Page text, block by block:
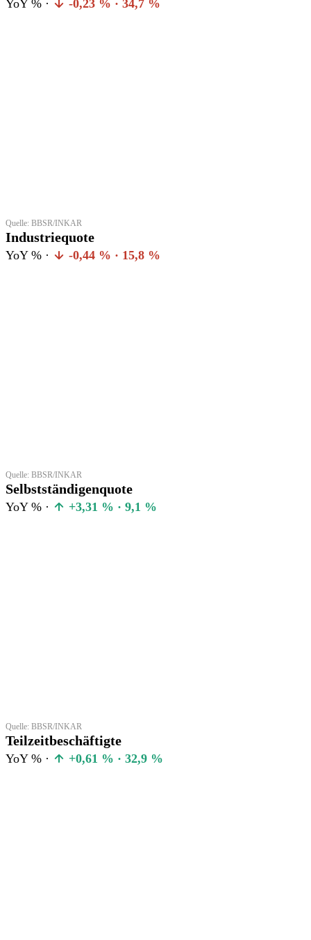
YoY % · -0,23 % · 34,7 %
Quelle: BBSR/INKAR
Industriequote
YoY % · -0,44 % · 15,8 %
Quelle: BBSR/INKAR
Selbstständigenquote
YoY % · +3,31 % · 9,1 %
Quelle: BBSR/INKAR
Teilzeitbeschäftigte
YoY % · +0,61 % · 32,9 %